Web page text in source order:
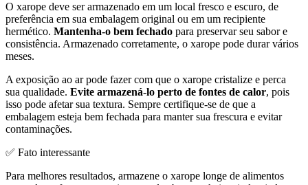
O xarope deve ser armazenado em um local fresco e escuro, de
preferência em sua embalagem original ou em um recipiente
hermético. Mantenha-o bem fechado para preservar seu sabor e
consistência. Armazenado corretamente, o xarope pode durar vários
meses.
A exposição ao ar pode fazer com que o xarope cristalize e perca
sua qualidade. Evite armazená-lo perto de fontes de calor, pois
isso pode afetar sua textura. Sempre certifique-se de que a
embalagem esteja bem fechada para manter sua frescura e evitar
contaminações.
✅ Fato interessante
Para melhores resultados, armazene o xarope longe de alimentos